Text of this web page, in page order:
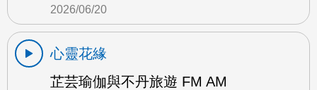
2026/06/20
心靈花緣
芷芸瑜伽與不丹旅遊 FM AM